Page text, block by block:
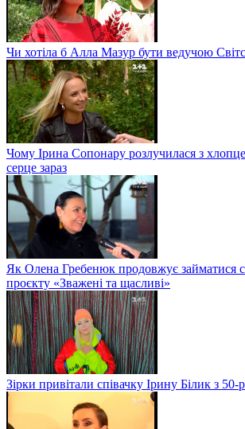
Чи хотіла б Алла Мазур бути ведучою
Чому Ірина Сопонару розлучилася з
серце зараз
Як Олена Гребенюк продовжує займатися
проєкту «Зважені та щасливі»
Зірки привітали співачку Ірину Білик з 50-